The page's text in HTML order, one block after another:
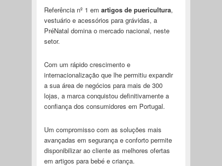
Referência nº 1 em artigos de puericultura,
vestuário e acessórios para grávidas, a
PréNatal domina o mercado nacional, neste
setor.
Com um rápido crescimento e
internacionalização que lhe permitiu expandir
a sua área de negócios para mais de 300
lojas, a marca conquistou definitivamente a
confiança dos consumidores em Portugal.
Um compromisso com as soluções mais
avançadas em segurança e conforto permite
disponibilizar ao cliente as melhores ofertas
em artigos para bebé e criança.